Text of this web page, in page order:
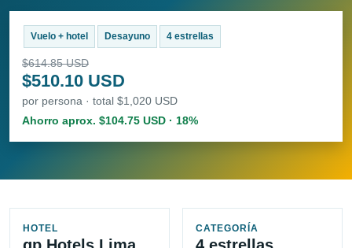
Vuelo + hotel Desayuno 4 estrellas
$614.85 USD
$510.10 USD
por persona · total $1,020 USD
Ahorro aprox. $104.75 USD · 18%
HOTEL CATEGORÍA